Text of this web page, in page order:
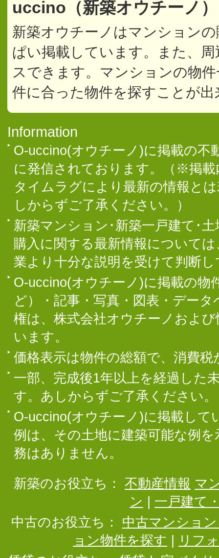
uccino（新築オウチーノ
新築オウチーノはマンション
ぱい掲載しています。また、
スできます。マンションの物
件に合った物件を探すことが出
Information
O-uccino(オウチーノ)に掲載の不
に発信されております。（※掲
タイムラグにより最新の情報と
しからずご了承ください。）
新築マンション･新築一戸建て･
購入に関する最新情報について
業より十分な説明を受けて判断
O-uccino(オウチーノ)に掲載の物
ど）・記事・写真・図表・デー
権は、株式会社オウチーノおよ
います。
価格表示は物件の総額で、消費
一部、完成後1年以上を経過した
す。あしからずご了承ください。
O-uccino(オウチーノ)に掲載して
例は、その土地に建築可能な例
務はありません。
新築のお役立ち： 不動産情報 マ
ン
一戸建て
中古のお役立ち：
中古マンショ
ョン物件を探す
リフ